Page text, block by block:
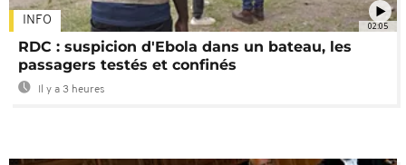
02:05
INFO
RDC : suspicion d'Ebola dans un bateau, les
passagers testés et confinés
Il y a 3 heures